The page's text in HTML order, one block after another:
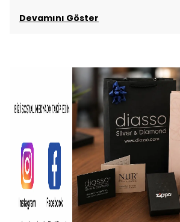
Devamını Göster